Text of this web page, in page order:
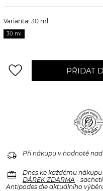
Varianta: 30 ml
30 ml
favorite_border PŘIDAT
delivery_truck_speed Při nákupu v hodnotě nad
redeem
Dnes ke každému
DÁREK ZDARMA -
Antipodes dle aktuálního